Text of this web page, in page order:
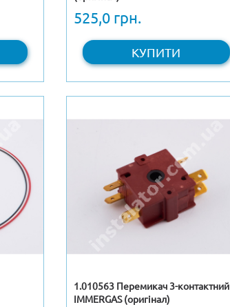
525,0 грн.
КУПИТИ
1.010563 Перемикач 3-контактний
IMMERGAS (оригінал)